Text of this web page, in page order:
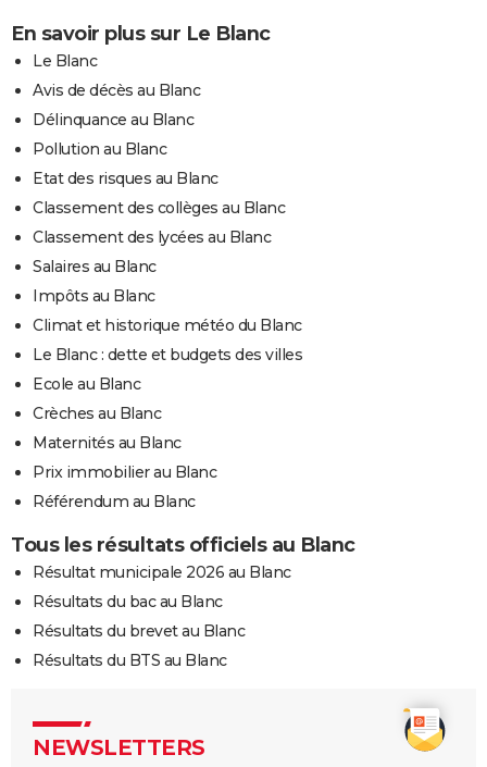
En savoir plus sur Le Blanc
Le Blanc
Avis de décès au Blanc
Délinquance au Blanc
Pollution au Blanc
Etat des risques au Blanc
Classement des collèges au Blanc
Classement des lycées au Blanc
Salaires au Blanc
Impôts au Blanc
Climat et historique météo du Blanc
Le Blanc : dette et budgets des villes
Ecole au Blanc
Crèches au Blanc
Maternités au Blanc
Prix immobilier au Blanc
Référendum au Blanc
Tous les résultats officiels au Blanc
Résultat municipale 2026 au Blanc
Résultats du bac au Blanc
Résultats du brevet au Blanc
Résultats du BTS au Blanc
NEWSLETTERS